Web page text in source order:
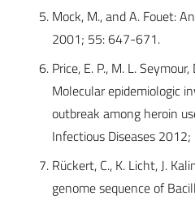
Mock, M., and A. Fouet:
2001; 55: 647-671.
Price, E. P., M. L.
Molecular epidemiologic
outbreak among heroin
Infectious Diseases
Rückert, C., K. Licht, J.
genome sequence of